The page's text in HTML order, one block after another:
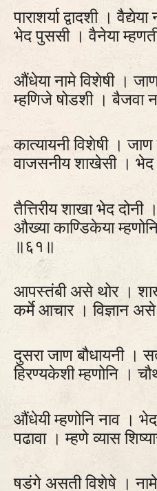
पाराशर्या द्वादशी ।
भेद पुससी । वैनेया
औंधेया नामे विशेषी ।
म्हणिजे षोडशी । बैजवा
कात्यायनी विशेषी ।
वाजसनीय शाखेसी ।
तैत्तिरीय शाखा भेद दोनी
औख्या काण्डिकेया
॥६१॥
आपस्तंबी असे थोर ।
कर्मे आचार । विज्ञान
दुसरा जाण बौधायनी ।
हिरण्यकेशी म्हणोनि ।
औंधेयी म्हणोनि नाव ।
पढावा । म्हणे व्यास
षडंगे असती विशेषे ।